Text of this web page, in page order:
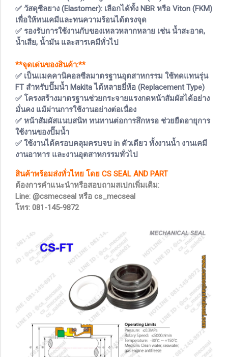
✅ วัสดุซีลยาง (Elastomer): เลือกได้ทั้ง NBR หรือ Viton (FKM)
เพื่อให้ทนเคมีและทนความร้อนได้ตรงจุด
✅ รองรับการใช้งานกับของเหลวหลากหลาย เช่น น้ำสะอาด,
น้ำเสีย, น้ำมัน และสารเคมีทั่วไป
**จุดเด่นของสินค้า:**
✅ เป็นแมคคานิคอลซีลมาตรฐานอุตสาหกรรม ใช้ทดแทนรุ่น
FT สำหรับปั๊มน้ำ Makita ได้หลายยี่ห้อ (Replacement Type)
✅ โครงสร้างมาตรฐานช่วยกระจายแรงกดหน้าสัมผัสได้อย่าง
มั่นคง แม้ผ่านการใช้งานอย่างต่อเนื่อง
✅ หน้าสัมผัสแนบสนิท ทนทานต่อการสึกหรอ ช่วยยืดอายุการ
ใช้งานของปั๊มน้ำ
✅ ใช้งานได้ครอบคลุมครบจบ in ตัวเดียว ทั้งงานน้ำ งานเคมี
งานอาหาร และงานอุตสาหกรรมทั่วไป
สินค้าพร้อมส่งทั่วไทย โดย CS SEAL AND PART
ต้องการคำแนะนำหรือสอบถามสเปกเพิ่มเติม:
Line: @csmecseal หรือ cs_mecseal
โทร: 081-145-9872